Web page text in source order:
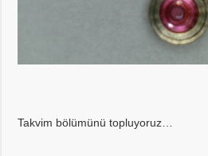
Takvim bölümünü topluyoruz…